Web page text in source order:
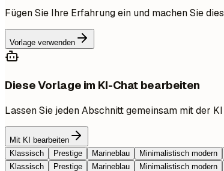
Fügen Sie Ihre Erfahrung ein und machen Sie
Vorlage verwenden
Diese Vorlage im KI-Chat bearbeiten
Lassen Sie jeden Abschnitt gemeinsam mit der
Mit KI bearbeiten
Klassisch
Prestige Marineblau Minimalistisch modern
Klassisch
Prestige Marineblau Minimalistisch modern